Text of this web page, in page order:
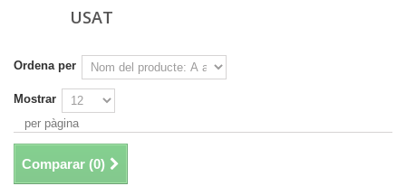
USAT
Ordena per
Mostrar
per pàgina
Comparar (0)